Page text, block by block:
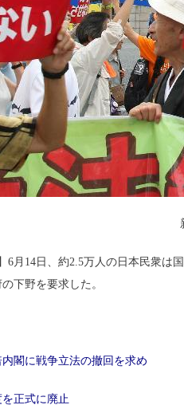
6月14日、約2.5万人の日本民衆は
下野を要求した。
閣に戦争立法の撤回を求め
正式に廃止